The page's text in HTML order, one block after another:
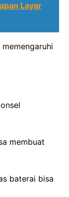
Layar
membuat
baterai bisa